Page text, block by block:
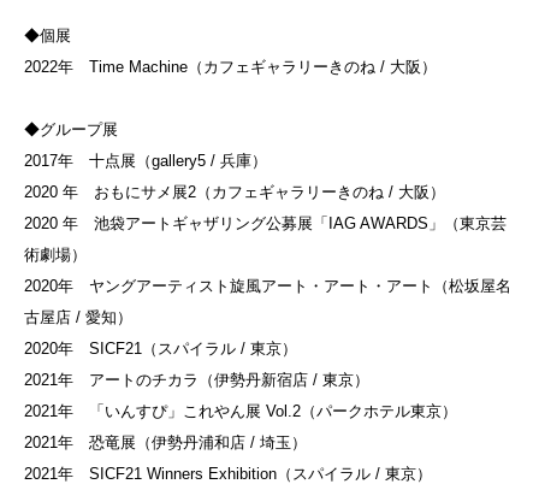
◆個展
2022年 Time Machine（カフェギャラリーきのね / 大阪）
◆グループ展
2017年 十点展（gallery5 / 兵庫）
2020 年 おもにサメ展2（カフェギャラリーきのね / 大阪）
2020 年 池袋アートギャザリング公募展「IAG AWARDS」（東京芸
術劇場）
2020年 ヤングアーティスト旋風アート・アート・アート（松坂屋名
古屋店 / 愛知）
2020年 SICF21（スパイラル / 東京）
2021年 アートのチカラ（伊勢丹新宿店 / 東京）
2021年 「いんすぴ」これやん展 Vol.2（パークホテル東京）
2021年 恐竜展（伊勢丹浦和店 / 埼玉）
2021年 SICF21 Winners Exhibition（スパイラル / 東京）